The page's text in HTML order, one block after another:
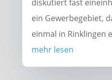
diskutiert fast
ein Gewerbegebiet,
einmal in Rinklingen
mehr lesen